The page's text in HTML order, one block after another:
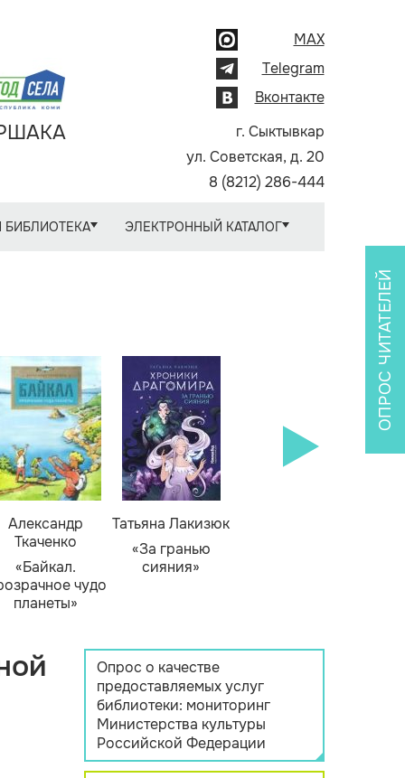
MAX
Telegram
Вконтакте
г. Сыктывкар
ул. Советская, д. 20
8 (8212) 286-444
БИБЛИОТЕКА ЭЛЕКТРОННЫЙ КАТАЛОГ
Александр
Ткаченко
«Байкал.
чудо
планеты»
Татьяна Лакизюк
«За гранью
сияния»
ОПРОС ЧИТАТЕЛЕЙ
Опрос о качестве
предоставляемых услуг
библиотеки: мониторинг
Министерства культуры
Российской Федерации